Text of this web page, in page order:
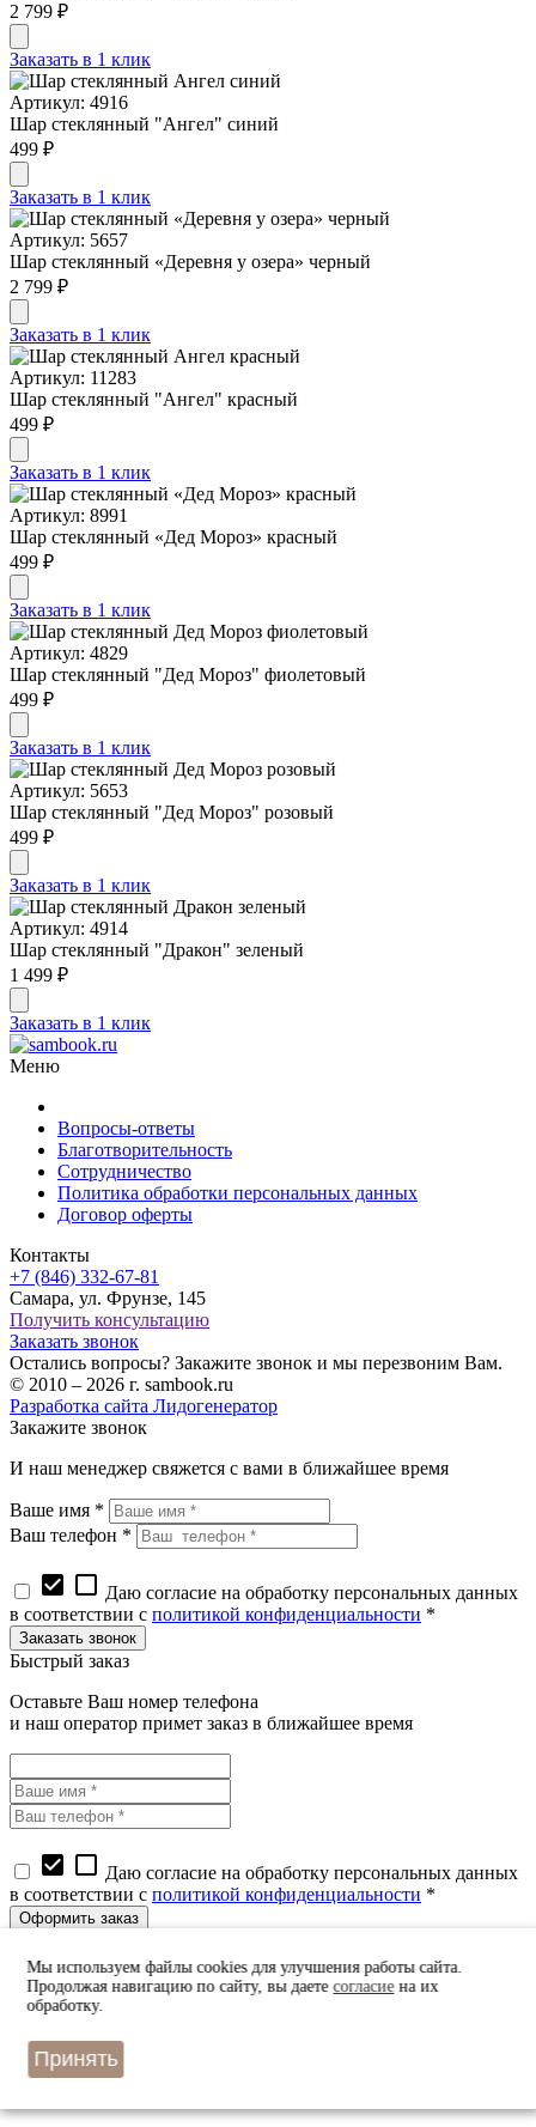
2 799 ₽
Заказать в 1 клик
Артикул: 4916
Шар стеклянный "Ангел" синий
499 ₽
Заказать в 1 клик
Артикул: 5657
Шар стеклянный «Деревня у озера» черный
2 799 ₽
Заказать в 1 клик
Артикул: 11283
Шар стеклянный "Ангел" красный
499 ₽
Заказать в 1 клик
Артикул: 8991
Шар стеклянный «Дед Мороз» красный
499 ₽
Заказать в 1 клик
Артикул: 4829
Шар стеклянный "Дед Мороз" фиолетовый
499 ₽
Заказать в 1 клик
Артикул: 5653
Шар стеклянный "Дед Мороз" розовый
499 ₽
Заказать в 1 клик
Артикул: 4914
Шар стеклянный "Дракон" зеленый
1 499 ₽
Заказать в 1 клик
Меню
Вопросы-ответы
Благотворительность
Сотрудничество
Политика обработки персональных данных
Договор оферты
Контакты
+7 (846) 332-67-81
Самара, ул. Фрунзе, 145
Получить консультацию
Заказать звонок
Остались вопросы? Закажите звонок и мы перезвоним Вам.
© 2010 – 2026 г. sambook.ru
Разработка сайта Лидогенератор
Закажите звонок
И наш менеджер свяжется с вами в ближайшее время
Ваше имя *
Ваш телефон *
check_box check_box_outline_blank Даю согласие на обработку персональных данных
в соответствии с политикой конфиденциальности *
Быстрый заказ
Оставьте Ваш номер телефона
и наш оператор примет заказ в ближайшее время
check_box check_box_outline_blank Даю согласие на обработку персональных данных
в соответствии с политикой конфиденциальности *
Оставьте Ваш номер телефона
и наш оператор перезвонит вам в ближайшее время
Мы используем файлы cookies для улучшения работы сайта.
Продолжая навигацию по сайту, вы даетесогласиена их
обработку.
Принять